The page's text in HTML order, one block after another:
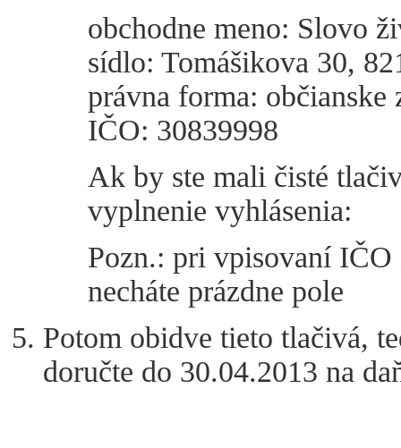
obchodne meno: Slovo
sídlo: Tomášikova 30,
právna forma: občianske
IČO: 30839998
Ak by ste mali čisté
vyplnenie vyhlásenia:
Pozn.: pri vpisovaní
necháte prázdne pole
Potom obidve tieto tlačivá,
doručte do 30.04.2013 na